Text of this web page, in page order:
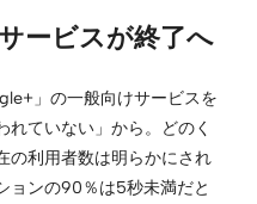
ービスが終了へ
」の一般向けサービスを
ていない」から。どのく
の利用者数は明らかにされ
ョンの90％は5秒未満だと